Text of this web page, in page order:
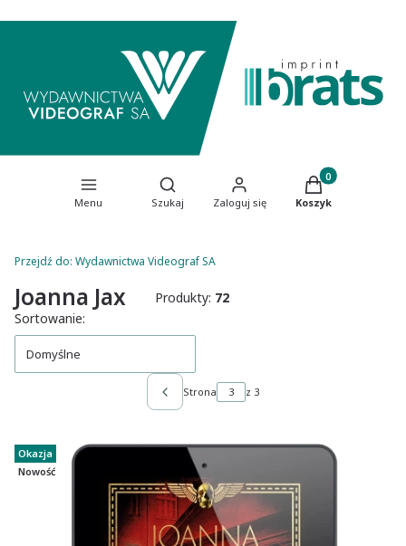
Menu
Otwórz wyszukiwarkę
Szukaj Zaloguj się
Produkty w
Koszyk
Przejdź do: Wydawnictwa Videograf SA
Joanna Jax Produkty: 72
Lista produktów
Sortowanie:
Domyślne
Poprzednie produkty
Strona z 3
Okazja
Nowość